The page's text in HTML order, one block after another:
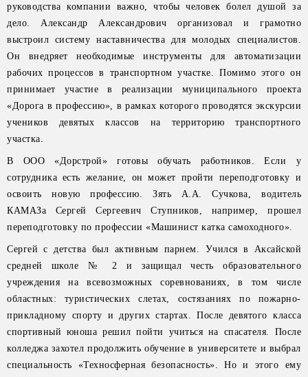
руководства компании важно, чтобы человек болел душой за
дело. Александр Александрович организовал и грамотно
выстроил систему наставничества для молодых специалистов.
Он внедряет необходимые инструменты для автоматизации
рабочих процессов в транспортном участке. Помимо этого он
принимает участие в реализации муниципального проекта
«Дорога в профессию», в рамках которого проводятся экскурсии
учеников девятых классов на территорию транспортного
участка.
В ООО «Дорстрой» готовы обучать работников. Если у
сотрудника есть желание, он может пройти переподготовку и
освоить новую профессию. Зять А.А. Сучкова, водитель
КАМАЗа Сергей Сергеевич Ступников, например, прошел
переподготовку по профессии «Машинист катка самоходного».
Сергей с детства был активным парнем. Учился в Аксайской
средней школе № 2 и защищал честь образовательного
учреждения на всевозможных соревнованиях, в том числе
областных: туристических слетах, состязаниях по пожарно-
прикладному спорту и других стартах. После девятого класса
спортивный юноша решил пойти учиться на спасателя. После
колледжа захотел продолжить обучение в университете и выбрал
специальность «Техносферная безопасность». Но и этого ему